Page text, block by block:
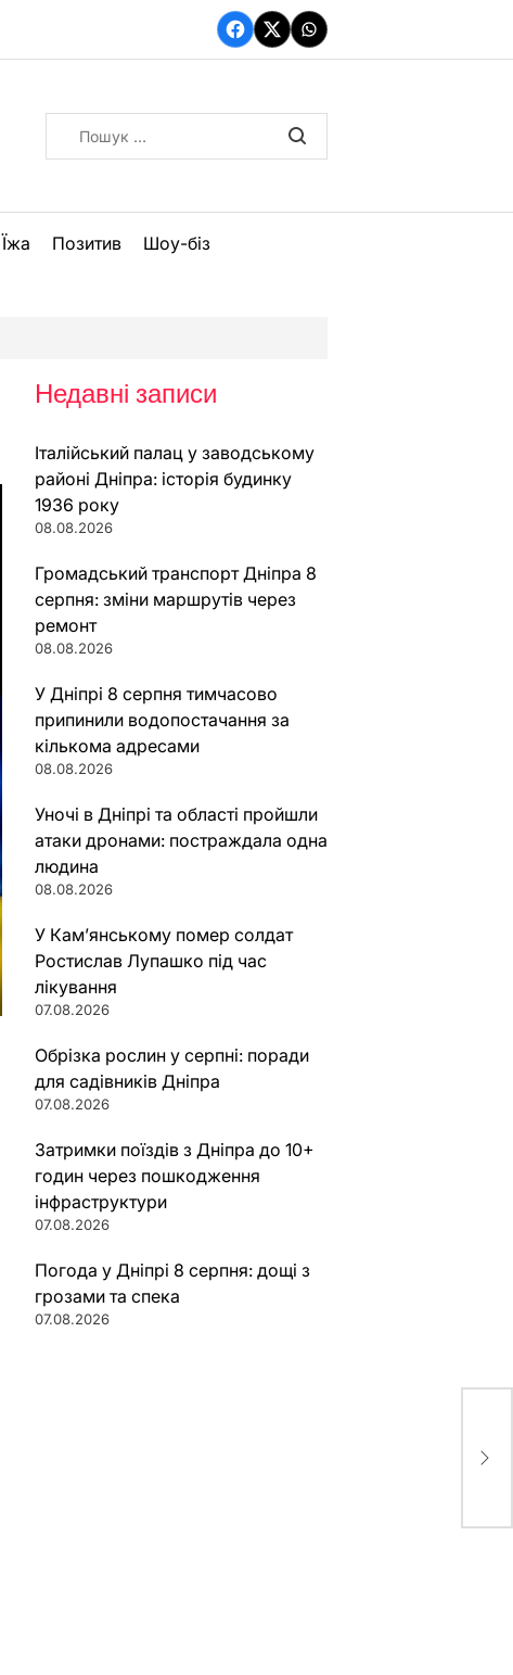
Facebook
TwitterWhatsApp
Їжа Позитив Шоу-біз
Недавні записи
Італійський палац у заводському
районі Дніпра: історія будинку
1936 року
08.08.2026
Громадський транспорт Дніпра 8
серпня: зміни маршрутів через
ремонт
08.08.2026
У Дніпрі 8 серпня тимчасово
припинили водопостачання за
кількома адресами
08.08.2026
Уночі в Дніпрі та області пройшли
атаки дронами: постраждала одна
людина
08.08.2026
У Кам’янському помер солдат
Ростислав Лупашко під час
лікування
07.08.2026
Обрізка рослин у серпні: поради
для садівників Дніпра
07.08.2026
Затримки поїздів з Дніпра до 10+
годин через пошкодження
інфраструктури
07.08.2026
Погода у Дніпрі 8 серпня: дощі з
грозами та спека
07.08.2026